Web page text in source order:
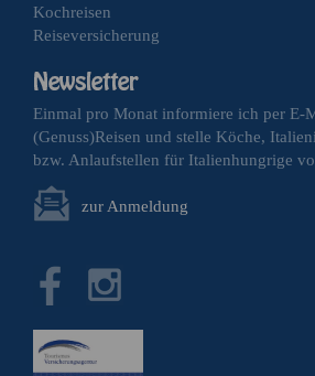
Kochreisen
Reiseversicherung
Einmal pro Monat informiere ich per E-
(Genuss)Reisen und stelle Köche,
bzw. Anlaufstellen für Italienhungrige
zur Anmeldung